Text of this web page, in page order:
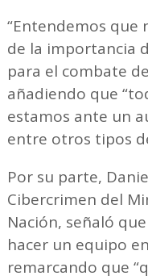
“Entendemos que
de la importancia
para el combate
añadiendo que
estamos ante un
entre otros tipos
Por su parte,
Cibercrimen del
Nación, señaló
hacer un equipo
remarcando que